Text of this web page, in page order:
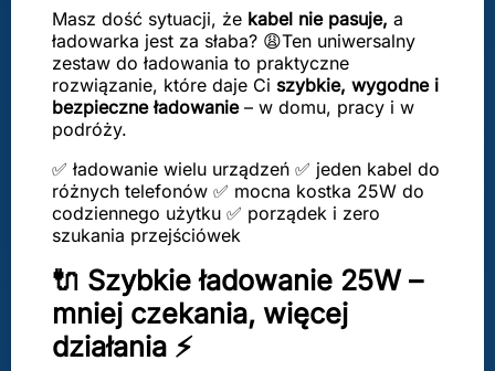
Masz dość sytuacji, że kabel nie pasuje, a
ładowarka jest za słaba? 😩Ten uniwersalny
zestaw do ładowania to praktyczne
rozwiązanie, które daje Ci szybkie, wygodne i
bezpieczne ładowanie– w domu, pracy i w
podróży.
✅ ładowanie wielu urządzeń ✅ jeden kabel do
różnych telefonów ✅ mocna kostka 25W do
codziennego użytku ✅ porządek i zero
szukania przejściówek
🔌 Szybkie ładowanie 25W –
mniej czekania, więcej
działania ⚡